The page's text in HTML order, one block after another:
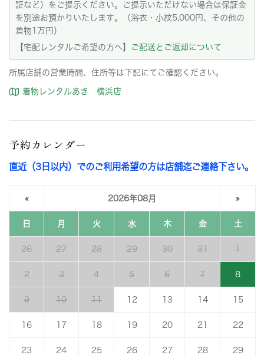
証など）をご提示ください。ご提示いただけない場合は保証金
を別途お預かりいたします。（浴衣・小紋5,000円、その他の
着物1万円）
【宅配レンタルご希望の方へ】
ご配送とご返却について
所属店舗の営業時間、住所等は下記にてご確認ください。
着物レンタルあき 横浜店
予約カレンダー
直近（3日以内）でのご利用希望の方は店舗迄ご連絡下さい。
« 2026年08月 »
日 月 火 水 木 金 土
26 27 28 29 30 31 1
2 3 4 5 6 7 8
9 10 11 12 13 14 15
16 17 18 19 20 21 22
23 24 25 26 27 28 29